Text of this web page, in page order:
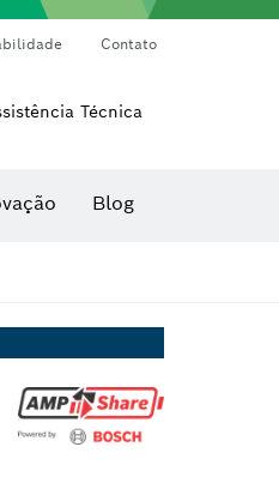
Contato
Técnica
Blog